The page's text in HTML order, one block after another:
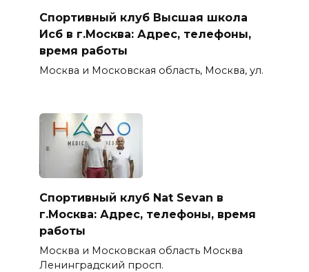
Спортивный клуб Высшая школа
Исб в г.Москва: Адрес, телефоны,
время работы
Москва и Московская область, Москва, ул.
Спортивный клуб Nat Sevan в
г.Москва: Адрес, телефоны, время
работы
Москва и Московская область Москва
Ленинградский просп.